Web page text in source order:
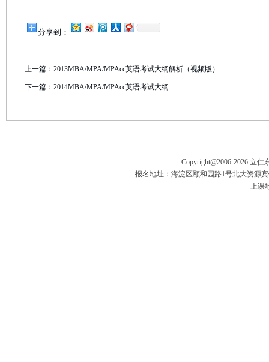
分享到：
上一篇： 2013MBA/MPA/MPAcc英语考试大纲解析（视频版）
下一篇： 2014MBA/MPA/MPAcc英语考试大纲
Copyright@2006-2026 立仁
报名地址：海淀区颐和园路1号北大资源
上课